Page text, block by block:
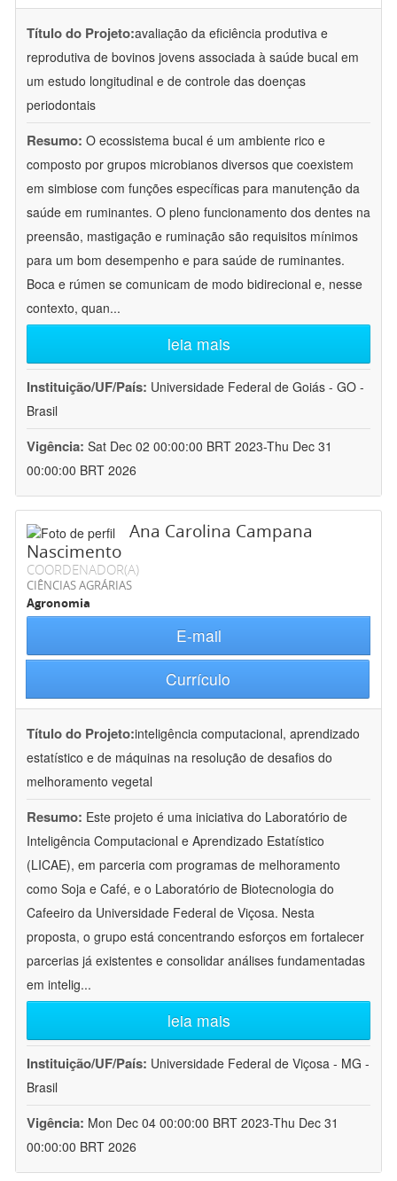
Título do Projeto:avaliação da eficiência produtiva e
reprodutiva de bovinos jovens associada à saúde bucal em
um estudo longitudinal e de controle das doenças
periodontais
Resumo: O ecossistema bucal é um ambiente rico e
composto por grupos microbianos diversos que coexistem
em simbiose com funções específicas para manutenção da
saúde em ruminantes. O pleno funcionamento dos dentes na
preensão, mastigação e ruminação são requisitos mínimos
para um bom desempenho e para saúde de ruminantes.
Boca e rúmen se comunicam de modo bidirecional e, nesse
contexto, quan...
leia mais
Instituição/UF/País: Universidade Federal de Goiás - GO -
Brasil
Vigência: Sat Dec 02 00:00:00 BRT 2023-Thu Dec 31
00:00:00 BRT 2026
Ana Carolina Campana
Nascimento
COORDENADOR(A)
CIÊNCIAS AGRÁRIAS
Agronomia
E-mail
Currículo
Título do Projeto:inteligência computacional, aprendizado
estatístico e de máquinas na resolução de desafios do
melhoramento vegetal
Resumo: Este projeto é uma iniciativa do Laboratório de
Inteligência Computacional e Aprendizado Estatístico
(LICAE), em parceria com programas de melhoramento
como Soja e Café, e o Laboratório de Biotecnologia do
Cafeeiro da Universidade Federal de Viçosa. Nesta
proposta, o grupo está concentrando esforços em fortalecer
parcerias já existentes e consolidar análises fundamentadas
em intelig...
leia mais
Instituição/UF/País: Universidade Federal de Viçosa - MG -
Brasil
Vigência: Mon Dec 04 00:00:00 BRT 2023-Thu Dec 31
00:00:00 BRT 2026